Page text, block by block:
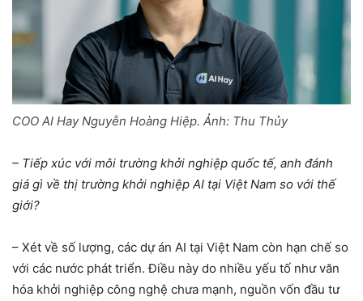
COO AI Hay Nguyễn Hoàng Hiệp. Ảnh: Thu Thủy
– Tiếp xúc với môi trường khởi nghiệp quốc tế, anh đánh
giá gì về thị trường khởi nghiệp AI tại Việt Nam so với thế
giới?
– Xét về số lượng, các dự án AI tại Việt Nam còn hạn chế so
với các nước phát triển. Điều này do nhiều yếu tố như văn
hóa khởi nghiệp công nghệ chưa mạnh, nguồn vốn đầu tư